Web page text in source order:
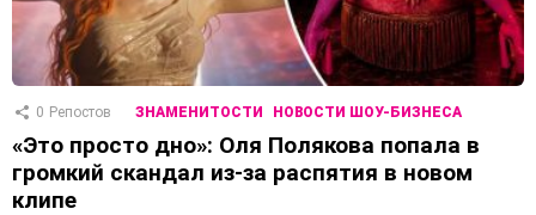
0 Репостов ЗНАМЕНИТОСТИ НОВОСТИ ШОУ-БИЗНЕСА
«Это просто дно»: Оля Полякова попала в
громкий скандал из-за распятия в новом
клипе